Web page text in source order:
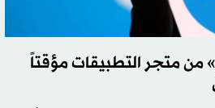
من متجر التطبيقات مؤقتاً